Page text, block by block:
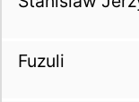
Fuzuli